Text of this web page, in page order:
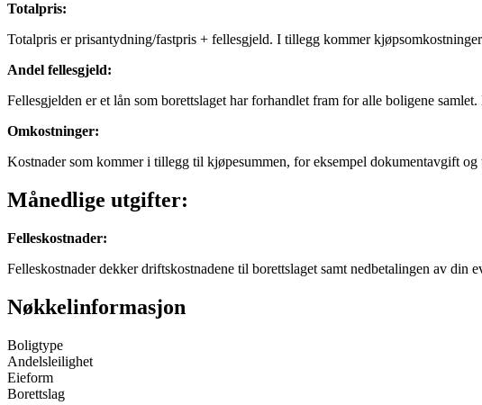
Totalpris:
Totalpris er prisantydning/fastpris + fellesgjeld. I tillegg kommer
Andel fellesgjeld:
Fellesgjelden er et lån som borettslaget har forhandlet fram for alle boligene
Omkostninger:
Kostnader som kommer i tillegg til kjøpesummen, for eksempel dokumentavgift og
Månedlige utgifter:
Felleskostnader:
Felleskostnader dekker driftskostnadene til borettslaget samt nedbetalingen av din
Nøkkelinformasjon
Boligtype
Andelsleilighet
Eieform
Borettslag